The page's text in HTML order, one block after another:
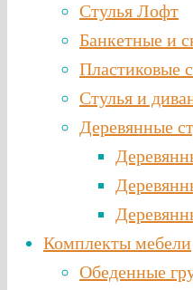
Стулья Лофт
Банкетные и
Пластиковые
Стулья и
Деревянные
Комплекты мебели
Обеденные